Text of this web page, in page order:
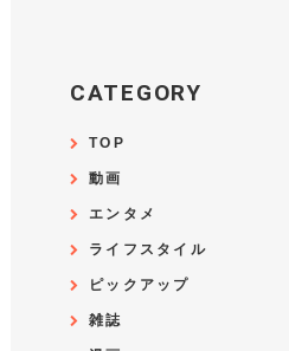
CATEGORY
TOP
動画
エンタメ
ライフスタイル
ピックアップ
雑誌